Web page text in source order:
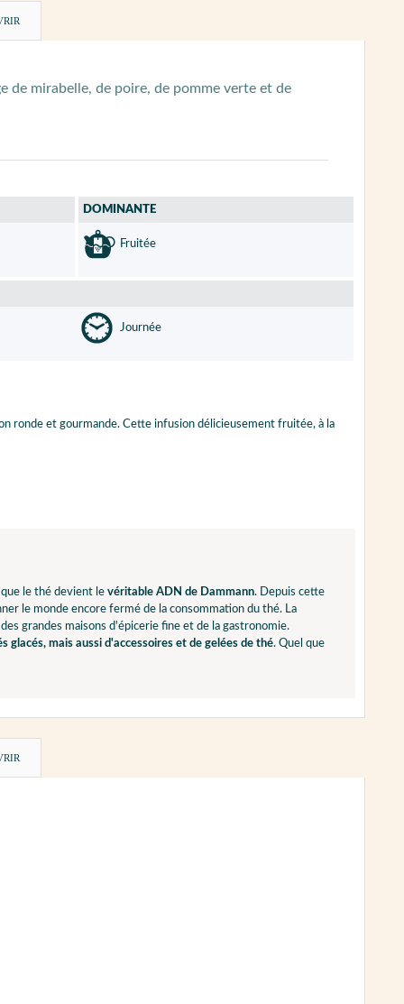
de mirabelle, de poire, de pomme verte et de
DOMINANTE
Fruitée
Journée
ronde et gourmande. Cette infusion délicieusement fruitée, à la
le thé devient le véritable ADN de Dammann. Depuis cette
le monde encore fermé de la consommation du thé. La
grandes maisons d'épicerie fine et de la gastronomie.
glacés, mais aussi d'accessoires et de gelées de thé. Quel que